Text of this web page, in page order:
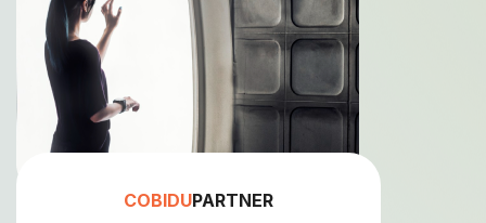
COBIDUPARTNER